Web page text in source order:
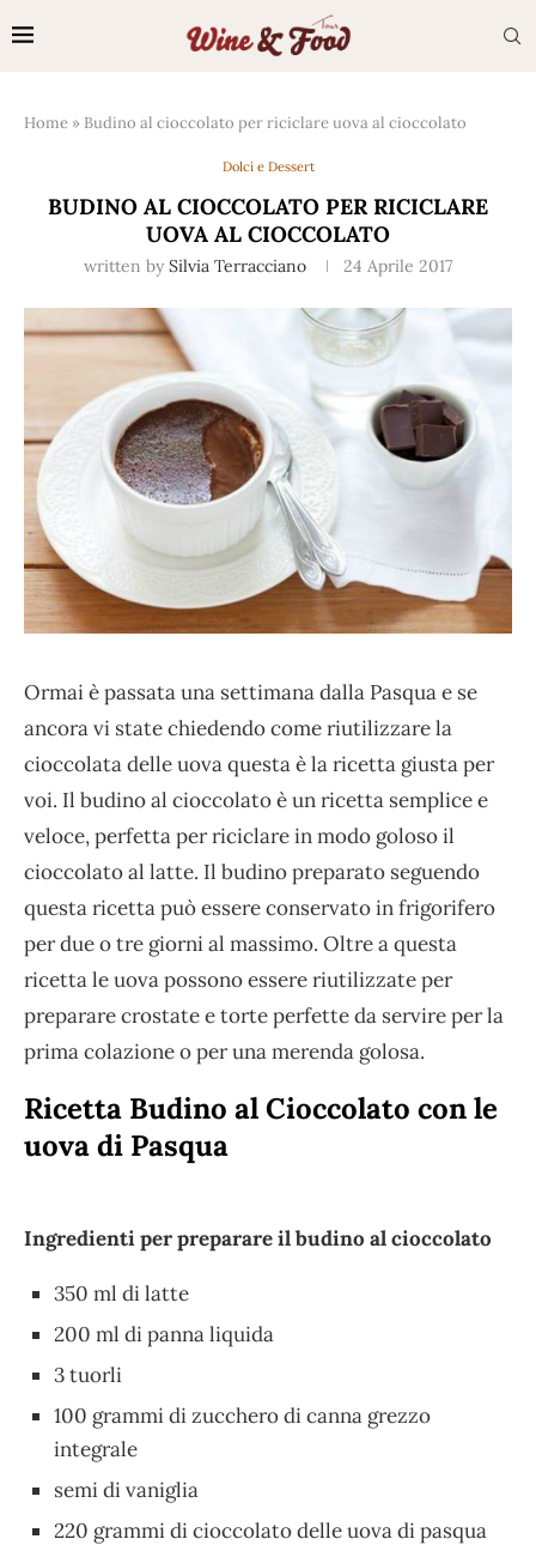
Home » Budino al cioccolato per riciclare uova al cioccolato
Dolci e Dessert
BUDINO AL CIOCCOLATO PER RICICLARE
UOVA AL CIOCCOLATO
written by Silvia Terracciano 24 Aprile 2017
Ormai è passata una settimana dalla Pasqua e se
ancora vi state chiedendo come riutilizzare la
cioccolata delle uova questa è la ricetta giusta per
voi. Il budino al cioccolato è un ricetta semplice e
veloce, perfetta per riciclare in modo goloso il
cioccolato al latte. Il budino preparato seguendo
questa ricetta può essere conservato in frigorifero
per due o tre giorni al massimo. Oltre a questa
ricetta le uova possono essere riutilizzate per
preparare crostate e torte perfette da servire per la
prima colazione o per una merenda golosa.
Ricetta Budino al Cioccolato con le
uova di Pasqua
Ingredienti per preparare il budino al cioccolato
350 ml di latte
200 ml di panna liquida
3 tuorli
100 grammi di zucchero di canna grezzo
integrale
semi di vaniglia
220 grammi di cioccolato delle uova di pasqua